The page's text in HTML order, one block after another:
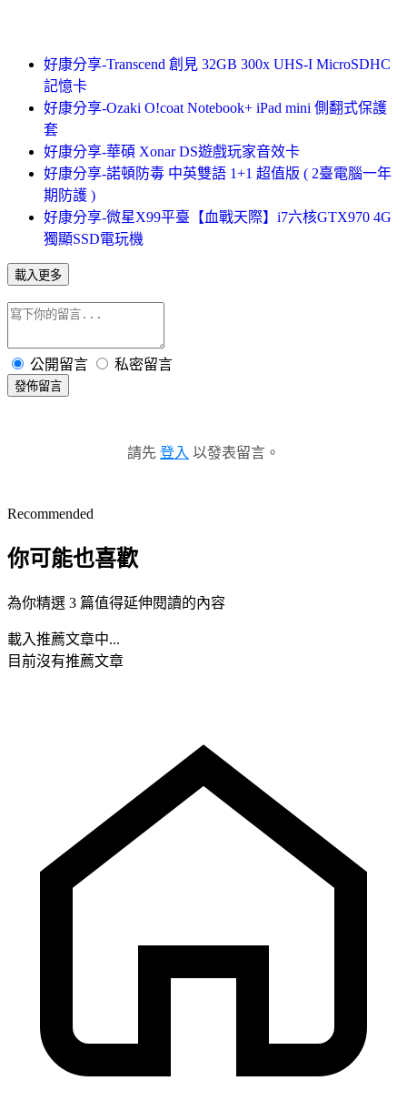
好康分享-Transcend 創見 32GB 300x UHS-I MicroSDHC
記憶卡
好康分享-Ozaki O!coat Notebook+ iPad mini 側翻式保護
套
好康分享-華碩 Xonar DS遊戲玩家音效卡
好康分享-諾頓防毒 中英雙語 1+1 超值版 ( 2臺電腦一年
期防護 )
好康分享-微星X99平臺【血戰天際】i7六核GTX970 4G
獨顯SSD電玩機
載入更多
公開留言 私密留言
發佈留言
請先 登入 以發表留言。
Recommended
你可能也喜歡
為你精選 3 篇值得延伸閱讀的內容
載入推薦文章中...
目前沒有推薦文章